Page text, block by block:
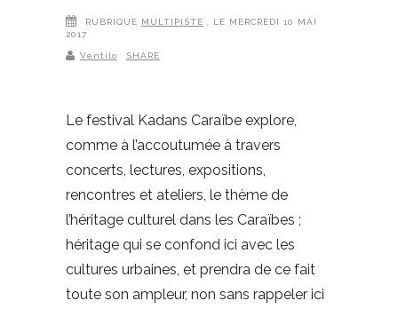
RUBRIQUE MULTIPISTE
, LE MERCREDI 10 MAI
2017
Ventilo SHARE
Le festival Kadans Caraïbe explore,
comme à l’accoutumée à travers
concerts, lectures, expositions,
rencontres et ateliers, le thème de
l’héritage culturel dans les Caraïbes ;
héritage qui se confond ici avec les
cultures urbaines, et prendra de ce fait
toute son ampleur, non sans rappeler ici